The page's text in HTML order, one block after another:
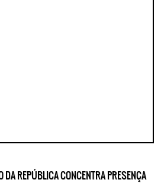
DA REPÚBLICA CONCENTRA PRESENÇA